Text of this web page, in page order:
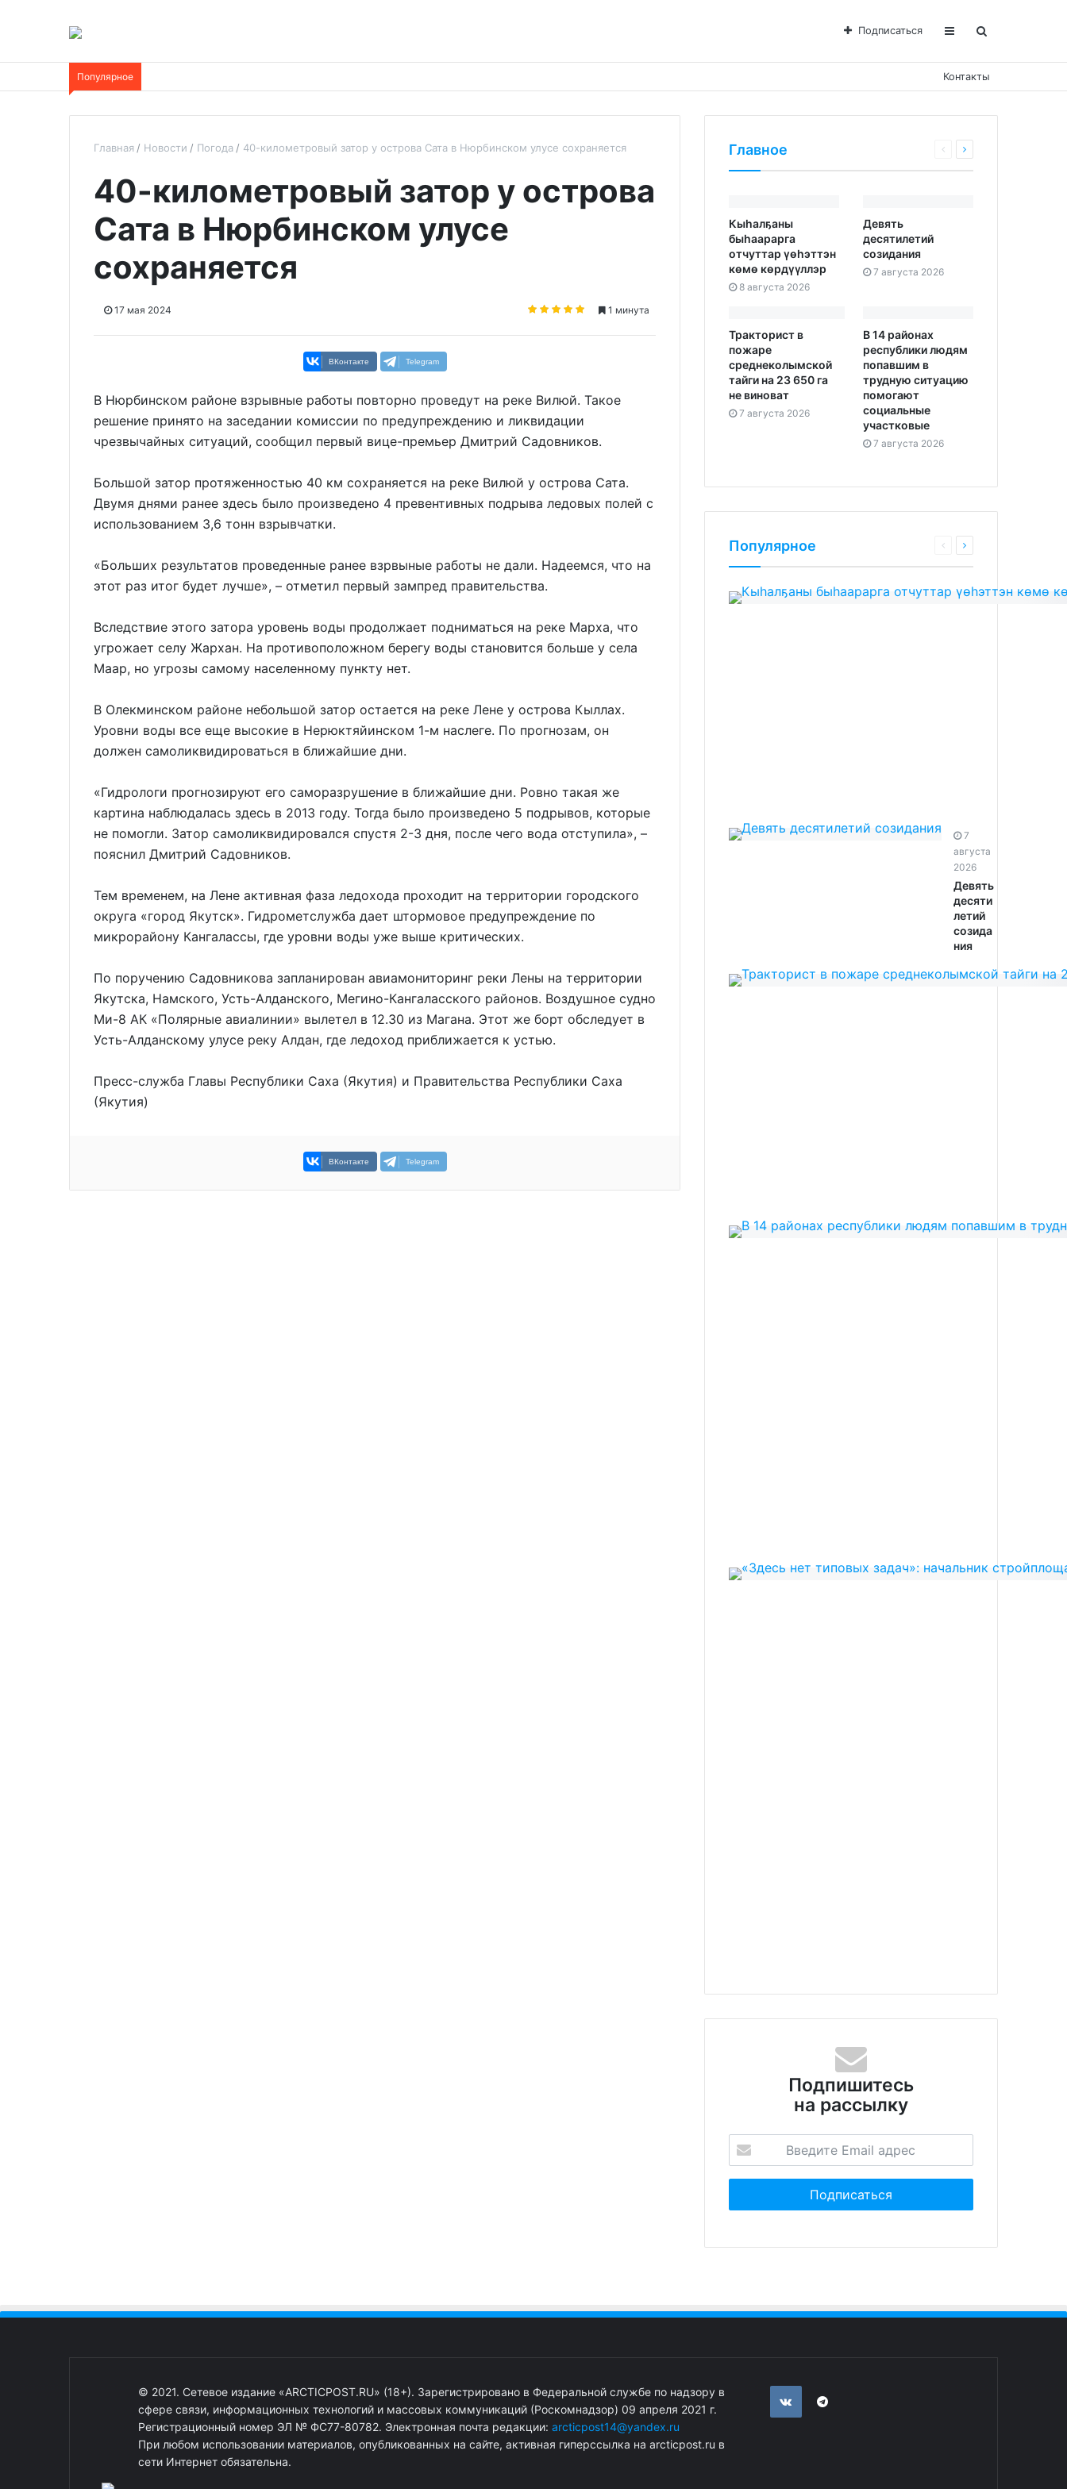
Подписаться
Популярное Контакты
Главная Новости Погода 40-километровый затор у острова Сата в Нюрбинском улусе сохраняется
40-километровый затор у острова
Сата в Нюрбинском улусе
сохраняется
17 мая 2024 1 минута
ВКонтакте Telegram
В Нюрбинском районе взрывные работы повторно проведут на реке Вилюй. Такое
решение принято на заседании комиссии по предупреждению и ликвидации
чрезвычайных ситуаций, сообщил первый вице-премьер Дмитрий Садовников.
Большой затор протяженностью 40 км сохраняется на реке Вилюй у острова Сата.
Двумя днями ранее здесь было произведено 4 превентивных подрыва ледовых полей с
использованием 3,6 тонн взрывчатки.
«Больших результатов проведенные ранее взрвыные работы не дали. Надеемся, что на
этот раз итог будет лучше», – отметил первый зампред правительства.
Вследствие этого затора уровень воды продолжает подниматься на реке Марха, что
угрожает селу Жархан. На противоположном берегу воды становится больше у села
Маар, но угрозы самому населенному пункту нет.
В Олекминском районе небольшой затор остается на реке Лене у острова Кыллах.
Уровни воды все еще высокие в Нерюктяйинском 1-м наслеге. По прогнозам, он
должен самоликвидироваться в ближайшие дни.
«Гидрологи прогнозируют его саморазрушение в ближайшие дни. Ровно такая же
картина наблюдалась здесь в 2013 году. Тогда было произведено 5 подрывов, которые
не помогли. Затор самоликвидировался спустя 2-3 дня, после чего вода отступила», –
пояснил Дмитрий Садовников.
Тем временем, на Лене активная фаза ледохода проходит на территории городского
округа «город Якутск». Гидрометслужба дает штормовое предупреждение по
микрорайону Кангалассы, где уровни воды уже выше критических.
По поручению Садовникова запланирован авиамониторинг реки Лены на территории
Якутска, Намского, Усть-Алданского, Мегино-Кангаласского районов. Воздушное судно
Ми-8 АК «Полярные авиалинии» вылетел в 12.30 из Магана. Этот же борт обследует в
Усть-Алданскому улусе реку Алдан, где ледоход приближается к устью.
Пресс-служба Главы Республики Саха (Якутия) и Правительства Республики Саха
(Якутия)
ВКонтакте Telegram
Главное
Кыһалҕаны
быһаарарга
отчуттар үөһэттэн
көмө көрдүүллэр
8 августа 2026
Девять
десятилетий
созидания
7 августа 2026
Тракторист в
пожаре
среднеколымской
тайги на 23 650 га
не виноват
7 августа 2026
В 14 районах
республики людям
попавшим в
трудную ситуацию
помогают
социальные
участковые
7 августа 2026
Популярное
7
августа
2026
Девять
десяти
летий
созида
ния
Подпишитесь
на рассылку
© 2021. Сетевое издание «ARCTICPOST.RU» (18+). Зарегистрировано в Федеральной службе по надзору в
сфере связи, информационных технологий и массовых коммуникаций (Роскомнадзор) 09 апреля 2021 г.
Регистрационный номер ЭЛ № ФС77-80782. Электронная почта редакции: arcticpost14@yandex.ru
При любом использовании материалов, опубликованных на сайте, активная гиперссылка на arcticpost.ru в
сети Интернет обязательна.